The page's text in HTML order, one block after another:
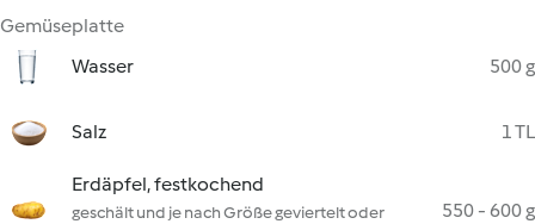
Gemüseplatte
Wasser
500 g
Salz 1 TL
Erdäpfel, festkochend
geschält und je nach Größe geviertelt oder
550 - 600 g